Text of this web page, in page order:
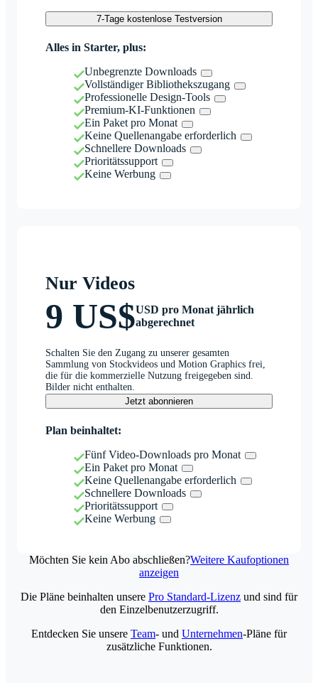
7-Tage kostenlose Testversion
Alles in Starter, plus:
Unbegrenzte Downloads
Vollständiger Bibliothekszugang
Professionelle Design-Tools
Premium-KI-Funktionen
Ein Paket pro Monat
Keine Quellenangabe erforderlich
Schnellere Downloads
Prioritätssupport
Keine Werbung
Nur Videos
9 US$USD pro Monat jährlich
abgerechnet
Schalten Sie den Zugang zu unserer gesamten
Sammlung von Stockvideos und Motion Graphics frei,
die für die kommerzielle Nutzung freigegeben sind.
Bilder nicht enthalten.
Jetzt abonnieren
Plan beinhaltet:
Fünf Video-Downloads pro Monat
Ein Paket pro Monat
Keine Quellenangabe erforderlich
Schnellere Downloads
Prioritätssupport
Keine Werbung
Möchten Sie kein Abo abschließen?Weitere Kaufoptionen
anzeigen
Die Pläne beinhalten unsere Pro Standard-Lizenz und sind für
den Einzelbenutzerzugriff.
Entdecken Sie unsere Team- und Unternehmen-Pläne für
zusätzliche Funktionen.